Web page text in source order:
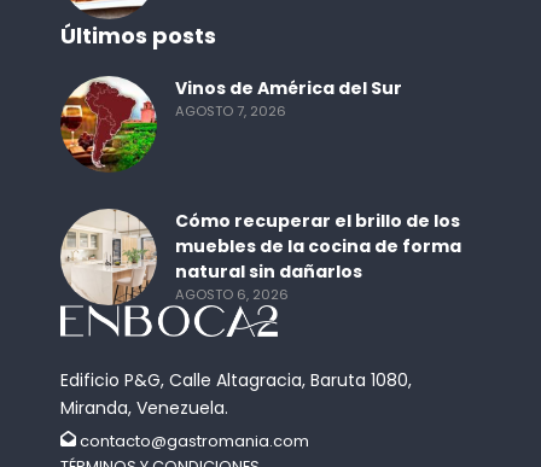
Edificio P&G, Calle Altagracia, Baruta 1080,
Miranda, Venezuela.
contacto@gastromania.com
Últimos posts
Vinos de América del Sur
AGOSTO 7, 2026
Cómo recuperar el brillo de los
muebles de la cocina de forma
natural sin dañarlos
AGOSTO 6, 2026